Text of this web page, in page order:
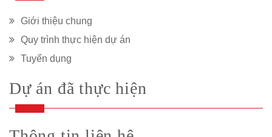
Giới thiệu chung
Quy trình thực hiện dự án
Tuyển dụng
Dự án đã thực hiện